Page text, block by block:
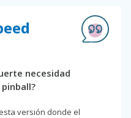
necesidad
versión donde el